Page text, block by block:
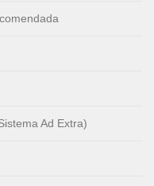
Ad Extra)